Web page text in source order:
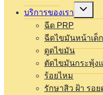
บริการของเรา
Expand
child
menu
ฉีด PRP
ฉีดไขมันหน้าเด็ก
ดูดไขมัน
ตัดไขมันกระพุ้ง
ร้อยไหม
รักษาสิว ฝ้า รอย